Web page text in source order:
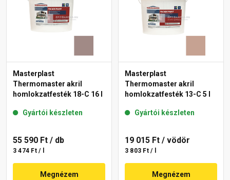
Masterplast
Thermomaster akril
homlokzatfesték 18-C 16 l
Gyártói készleten
55 590 Ft / db
3 474 Ft / l
Megnézem
Masterplast
Thermomaster akril
homlokzatfesték 13-C 5 l
Gyártói készleten
19 015 Ft / vödör
3 803 Ft / l
Megnézem